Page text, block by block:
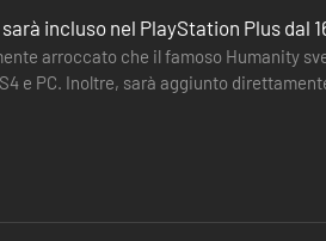
incluso nel PlayStation Plus dal
svela la sua data di uscita. Il titolo dello studio Enhance
e PC. Inoltre, sarà aggiunto